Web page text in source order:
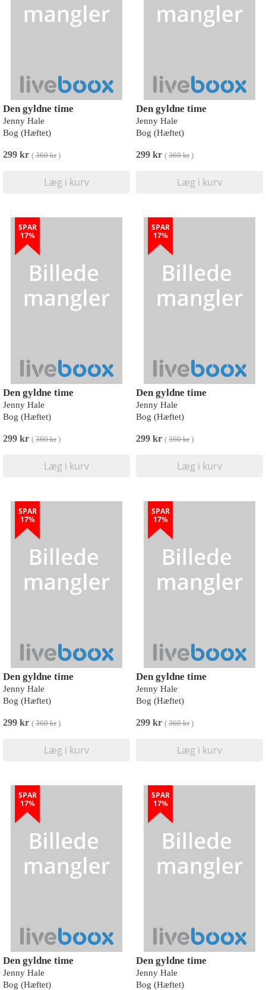
Den gyldne time
Jenny Hale
Bog (Hæftet)
299 kr ( 360 kr)
Læg i kurv
Den gyldne time
Jenny Hale
Bog (Hæftet)
299 kr ( 360 kr)
Læg i kurv
SPAR
17%
Den gyldne time
Jenny Hale
Bog (Hæftet)
299 kr ( 360 kr)
Læg i kurv
SPAR
17%
Den gyldne time
Jenny Hale
Bog (Hæftet)
299 kr ( 360 kr)
Læg i kurv
SPAR
17%
Den gyldne time
Jenny Hale
Bog (Hæftet)
299 kr ( 360 kr)
Læg i kurv
SPAR
17%
Den gyldne time
Jenny Hale
Bog (Hæftet)
299 kr ( 360 kr)
Læg i kurv
SPAR
17%
Den gyldne time
Jenny Hale
Bog (Hæftet)
SPAR
17%
Den gyldne time
Jenny Hale
Bog (Hæftet)